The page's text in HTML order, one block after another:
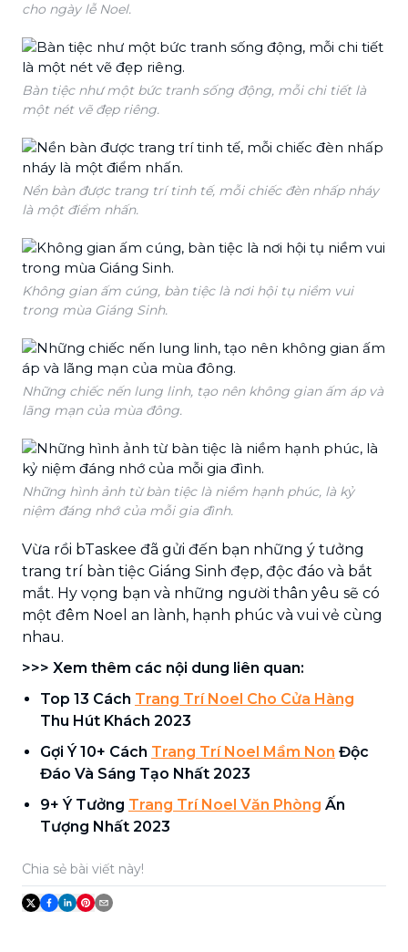
cho ngày lễ Noel.
Bàn tiệc như một bức tranh sống động, mỗi chi tiết là
một nét vẽ đẹp riêng.
Nền bàn được trang trí tinh tế, mỗi chiếc đèn nhấp nháy
là một điểm nhấn.
Không gian ấm cúng, bàn tiệc là nơi hội tụ niềm vui
trong mùa Giáng Sinh.
Những chiếc nến lung linh, tạo nên không gian ấm áp và
lãng mạn của mùa đông.
Những hình ảnh từ bàn tiệc là niềm hạnh phúc, là kỷ
niệm đáng nhớ của mỗi gia đình.
Vừa rồi bTaskee đã gửi đến bạn những ý tưởng
trang trí bàn tiệc Giáng Sinh đẹp, độc đáo và bắt
mắt. Hy vọng bạn và những người thân yêu sẽ có
một đêm Noel an lành, hạnh phúc và vui vẻ cùng
nhau.
>>> Xem thêm các nội dung liên quan:
Top 13 Cách Trang Trí Noel Cho Cửa Hàng
Thu Hút Khách 2023
Gợi Ý 10+ Cách Trang Trí Noel Mầm Non Độc
Đáo Và Sáng Tạo Nhất 2023
9+ Ý Tưởng Trang Trí Noel Văn Phòng Ấn
Tượng Nhất 2023
Chia sẻ bài viết này!